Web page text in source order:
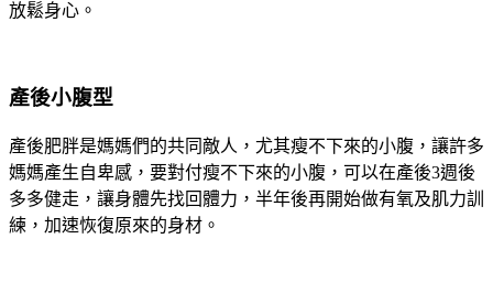
放鬆身心。
產後小腹型
產後肥胖是媽媽們的共同敵人，尤其瘦不下來的小腹，讓許多
媽媽產生自卑感，要對付瘦不下來的小腹，可以在產後3週後
多多健走，讓身體先找回體力，半年後再開始做有氧及肌力訓
練，加速恢復原來的身材。